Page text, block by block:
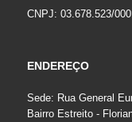
CNPJ: 03.678.523/
ENDEREÇO
Sede: Rua General
Bairro Estreito -